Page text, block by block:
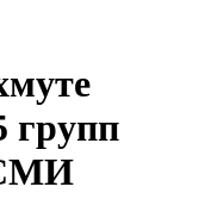
групп